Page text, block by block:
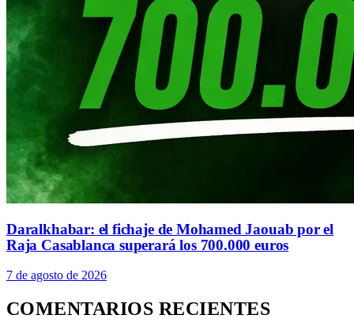
Daralkhabar: el fichaje de Mohamed Jaouab por el
Raja Casablanca superará los 700.000 euros
7 de agosto de 2026
COMENTARIOS RECIENTES